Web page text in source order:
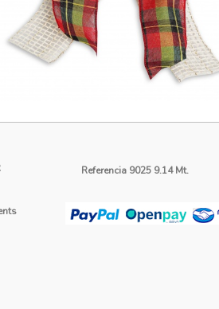
Referencia 9025 9.14 Mt.